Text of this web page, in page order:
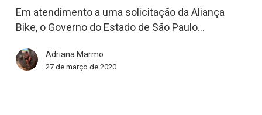
o
serviço
de
mecânica
Em atendimento a uma solicitação da Aliança
Bike, o Governo do Estado de São Paulo…
Adriana Marmo
27 de março de 2020